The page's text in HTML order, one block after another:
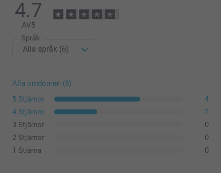
4.7
AV5
Språk
Alla omdömen (6)
5 Stjärnor
4
4 Stjärnor
2
3 Stjärnor
0
2 Stjärnor
0
1 Stjärna
0